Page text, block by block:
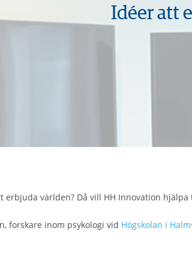
Idéer att
erbjuda världen? Då vill HH Innovation hjälpa
forskare inom psykologi vid Högskolan i